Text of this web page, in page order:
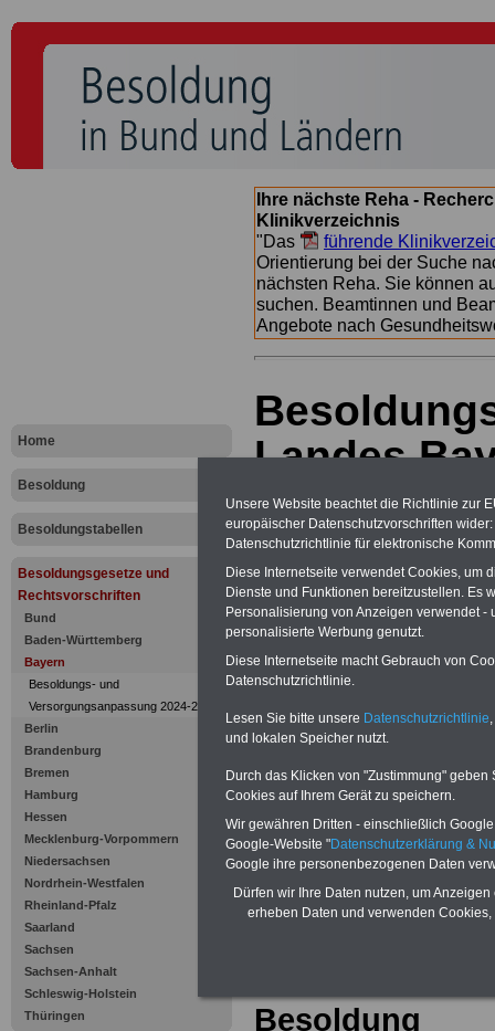
Home
Besoldung
Besoldungstabellen
Besoldungsgesetze und
Rechtsvorschriften
Bund
Baden-Württemberg
Bayern
Besoldungs- und
Versorgungsanpassung 2024-2025
Berlin
Brandenburg
Bremen
Hamburg
Hessen
Mecklenburg-Vorpommern
Niedersachsen
Nordrhein-Westfalen
Rheinland-Pfalz
Saarland
Sachsen
Sachsen-Anhalt
Schleswig-Holstein
Thüringen
Ihre nächste Reha -
Klinikverzeichnis
"Das
führende
Orientierung bei der Suche
nächsten Reha. Sie können
suchen. Beamtinnen und
Angebote nach
Landes
Besoldung
Zur Übersicht
Bayern:
Besoldung
Unsere Website beachtet die Richtlinie zur
europäischer Datenschutzvorschriften
Datenschutzrichtlinie für elektronische
Diese Internetseite verwendet Cookies, um
Dienste und Funktionen bereitzustellen. Es
Personalisierung von Anzeigen verwendet
personalisierte Werbung genutzt.
Diese Internetseite macht Gebrauch von
Datenschutzrichtlinie.
Lesen Sie bitte unsere Datenschutzrichtlinie
und lokalen Speicher nutzt.
Durch das Klicken von "Zustimmung"
Cookies auf Ihrem Gerät zu speichern.
Wir gewähren Dritten - einschließlich
Google-Website "Datenschutzerklärung &
Google ihre personenbezogenen Daten
Dürfen wir Ihre Daten nutzen, um
erheben Daten und verwenden